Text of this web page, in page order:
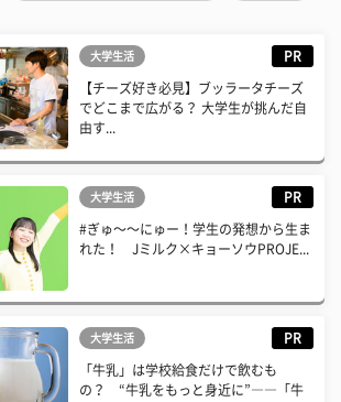
大学生活 PR
【チーズ好き必見】ブッラータチーズ
でどこまで広がる？ 大学生が挑んだ自
由す...
大学生活 PR
#ぎゅ〜〜にゅー！学生の発想から生ま
れた！ Jミルク×キョーソウPROJE...
大学生活 PR
「牛乳」は学校給食だけで飲むも
の？ “牛乳をもっと身近に”――「牛